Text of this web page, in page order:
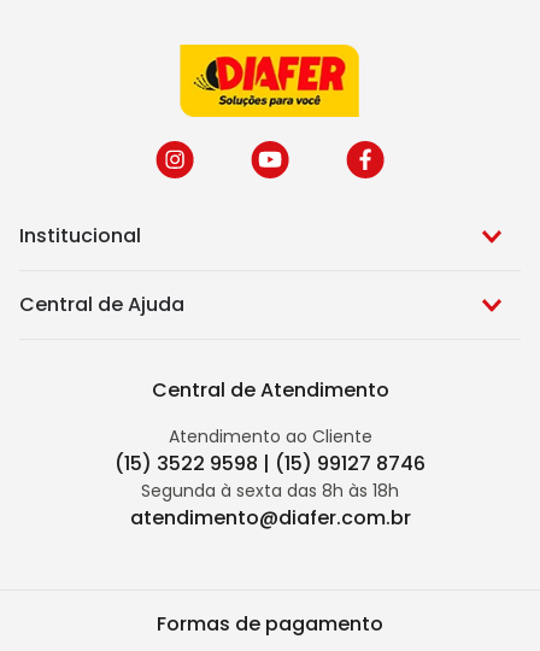
Institucional
Central de Ajuda
Central de Atendimento
Atendimento ao Cliente
(15) 3522 9598 | (15) 99127 8746
Segunda à sexta das 8h às 18h
atendimento@diafer.com.br
Formas de pagamento